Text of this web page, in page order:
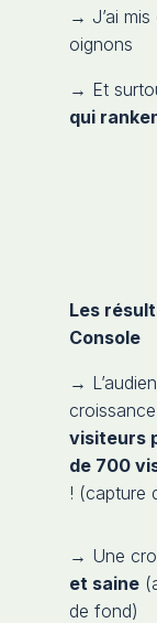
→ J’ai
oignons
→ Et
qui
Les
Console
→
visiteurs
de 700
! (capture
→ Une
et saine
de fond)